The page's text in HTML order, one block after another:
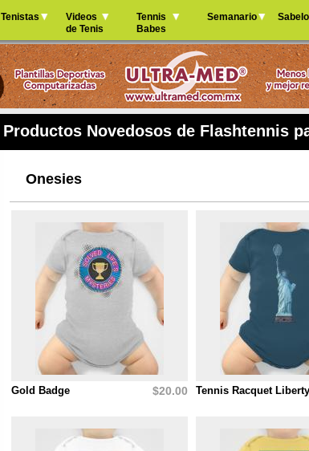
Jump to navigation
Tenistas
Videos
de Tenis
Tennis
Babes
Semanario
Productos Novedosos de Flashtennis
Onesies
Gold Badge $20.00 Tennis Racquet Liberty